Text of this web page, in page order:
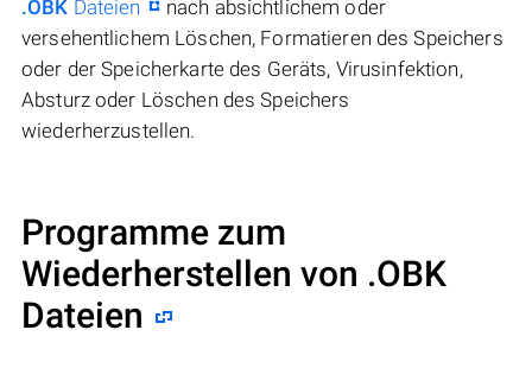
.OBK Dateien
nach absichtlichem oder
versehentlichem Löschen, Formatieren des Speichers
oder der Speicherkarte des Geräts, Virusinfektion,
Absturz oder Löschen des Speichers
wiederherzustellen.
Programme zum
Wiederherstellen von .OBK
Dateien